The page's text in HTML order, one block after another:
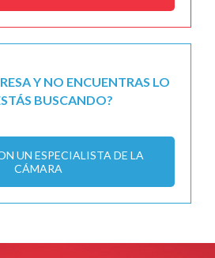
Y NO ENCUENTRAS LO
BUSCANDO?
UN ESPECIALISTA DE LA
CÁMARA